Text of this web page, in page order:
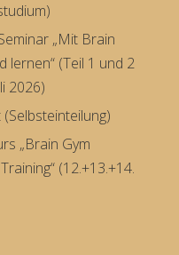
„Mit Brain
lernen“ (Teil 1 und 2
2026)
„Brain Gym
(12.+13.+14.